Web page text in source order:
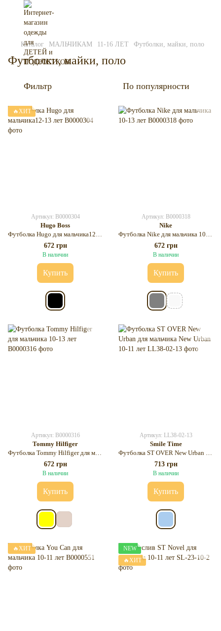
Каталог МАЛЬЧИКАМ 11-16 ЛЕТ Футболки, майки, поло
Футболки, майки, поло
Фильтр По популярности
🔥ХИТ
Артикул: B0000304
Hugo Boss
Футболка Hugo для мальчика12-13 лет
672 грн
В наличии
Купить
Артикул: B0000318
Nike
Футболка Nike для мальчика 10-13 лет
672 грн
В наличии
Купить
Артикул: B0000316
Tommy Hilfiger
Футболка Tommy Hilfiger для мальчика 10-13 лет
672 грн
В наличии
Купить
Артикул: LL38-02-13
Smile Time
Футболка ST OVER New Urban для мальчика New Urban 10-11 лет
713 грн
В наличии
Купить
🔥ХИТ
NEW
🔥ХИТ